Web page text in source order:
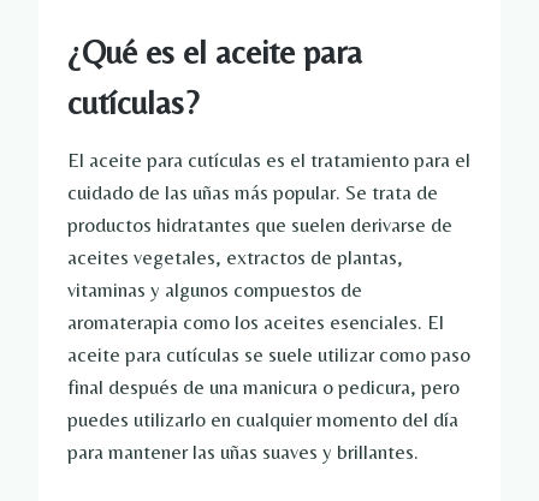
¿Qué es el aceite para
cutículas?
El aceite para cutículas es el tratamiento para el
cuidado de las uñas más popular. Se trata de
productos hidratantes que suelen derivarse de
aceites vegetales, extractos de plantas,
vitaminas y algunos compuestos de
aromaterapia como los aceites esenciales. El
aceite para cutículas se suele utilizar como paso
final después de una manicura o pedicura, pero
puedes utilizarlo en cualquier momento del día
para mantener las uñas suaves y brillantes.